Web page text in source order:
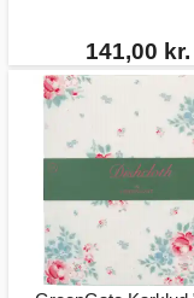
141,00 kr.